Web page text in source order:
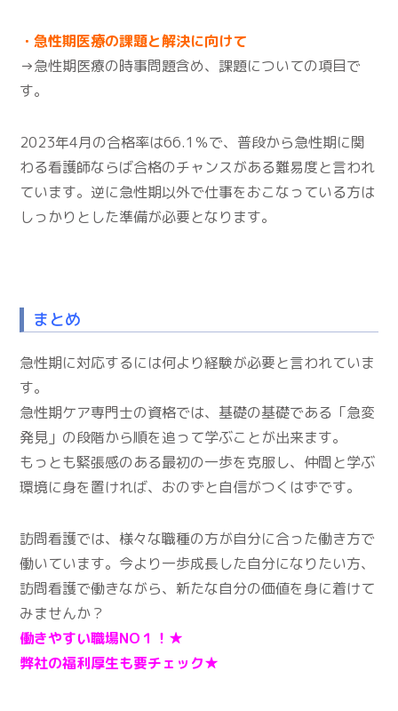
・急性期医療の課題と解決に向けて
→急性期医療の時事問題含め、課題についての項目で
す。
2023年4月の合格率は66.1％で、普段から急性期に関
わる看護師ならば合格のチャンスがある難易度と言われ
ています。逆に急性期以外で仕事をおこなっている方は
しっかりとした準備が必要となります。
まとめ
急性期に対応するには何より経験が必要と言われていま
す。
急性期ケア専門士の資格では、基礎の基礎である「急変
発見」の段階から順を追って学ぶことが出来ます。
もっとも緊張感のある最初の一歩を克服し、仲間と学ぶ
環境に身を置ければ、おのずと自信がつくはずです。
訪問看護では、様々な職種の方が自分に合った働き方で
働いています。今より一歩成長した自分になりたい方、
訪問看護で働きながら、新たな自分の価値を身に着けて
みませんか？
働きやすい職場NO１！★
弊社の福利厚生も要チェック★